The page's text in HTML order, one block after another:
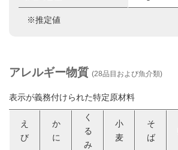
※推定値
アレルギー物質 (28品目および魚介類)
表示が義務付けられた特定原材料
え
び
か
に
く
る
み
小
麦
そ
ば